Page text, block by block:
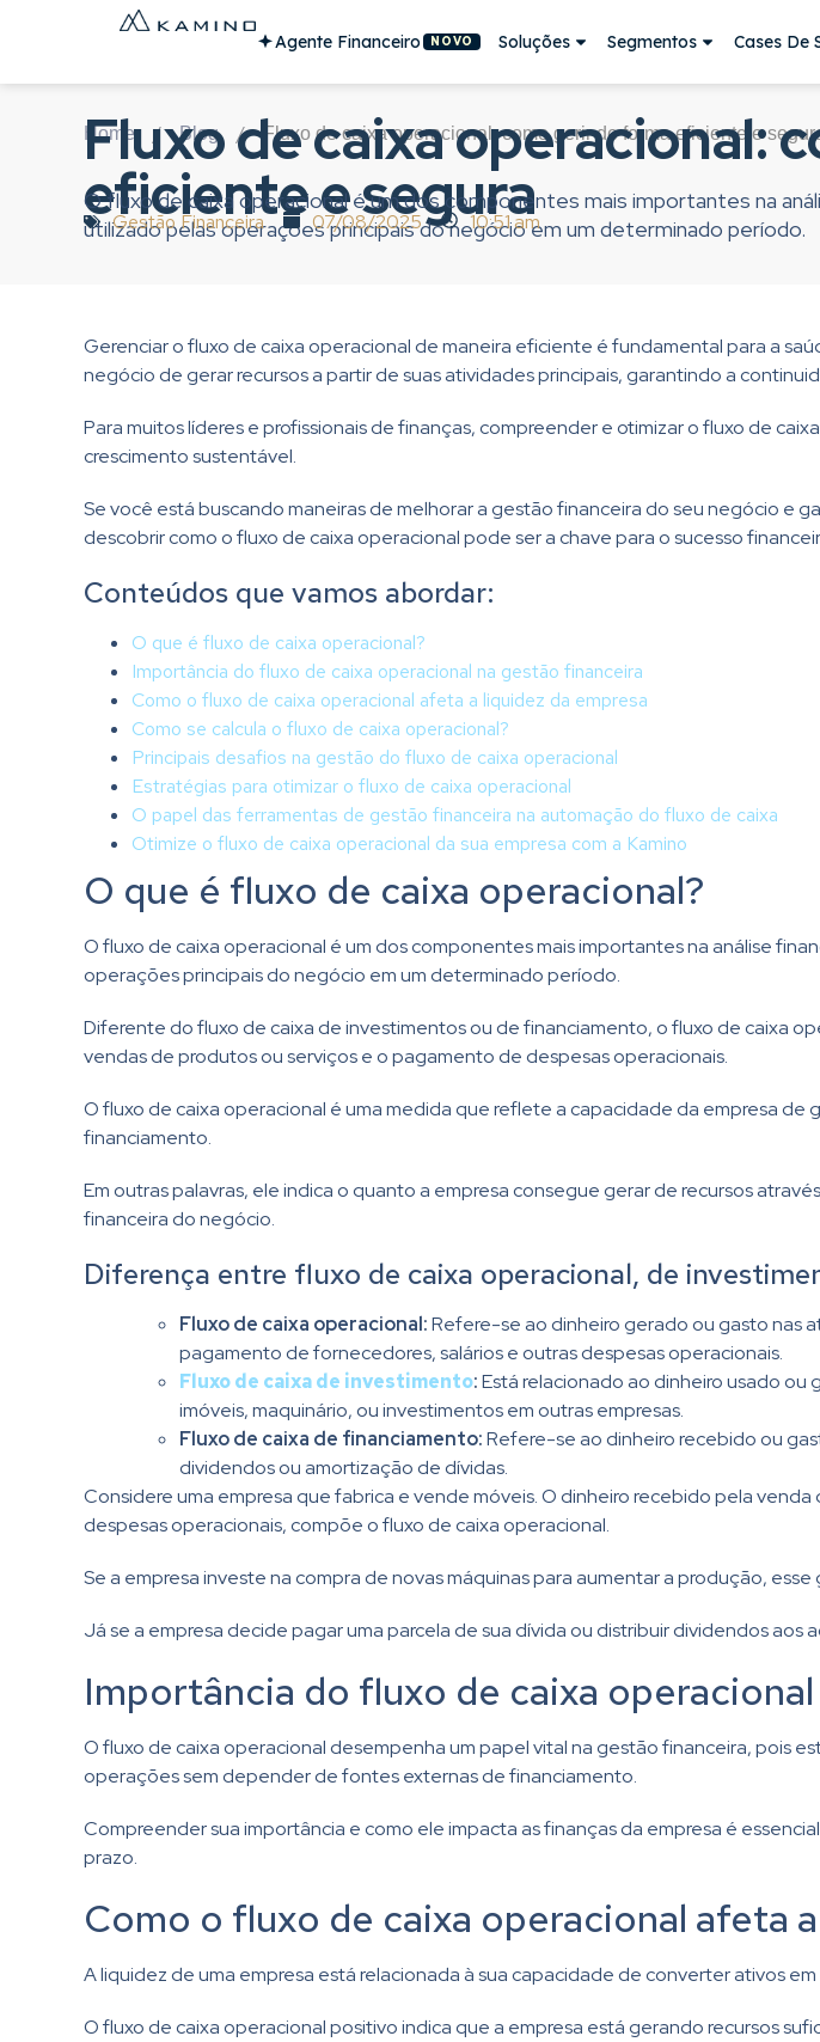
Agente Financeiro NOVO Soluções Segmentos Cases De
Home / Blog / Fluxo de caixa operacional: como gerir de forma eficiente e
Fluxo de caixa operacional:
eficiente e segura
O fluxo de caixa operacional é um dos componentes mais importantes na
utilizado pelas operações principais do negócio em um determinado período.
Gestão Financeira 07/08/2025 10:51 am
Gerenciar o fluxo de caixa operacional de maneira eficiente é fundamental para a
negócio de gerar recursos a partir de suas atividades principais, garantindo a
Para muitos líderes e profissionais de finanças, compreender e otimizar o fluxo de
crescimento sustentável.
Se você está buscando maneiras de melhorar a gestão financeira do seu negócio e
descobrir como o fluxo de caixa operacional pode ser a chave para o sucesso
Conteúdos que vamos abordar:
O que é fluxo de caixa operacional?
Importância do fluxo de caixa operacional na gestão financeira
Como o fluxo de caixa operacional afeta a liquidez da empresa
Como se calcula o fluxo de caixa operacional?
Principais desafios na gestão do fluxo de caixa operacional
Estratégias para otimizar o fluxo de caixa operacional
O papel das ferramentas de gestão financeira na automação do fluxo de caixa
Otimize o fluxo de caixa operacional da sua empresa com a Kamino
O que é fluxo de caixa operacional?
O fluxo de caixa operacional é um dos componentes mais importantes na análise
operações principais do negócio em um determinado período.
Diferente do fluxo de caixa de investimentos ou de financiamento, o fluxo de caixa
vendas de produtos ou serviços e o pagamento de despesas operacionais.
O fluxo de caixa operacional é uma medida que reflete a capacidade da empresa
financiamento.
Em outras palavras, ele indica o quanto a empresa consegue gerar de recursos
financeira do negócio.
Diferença entre fluxo de caixa operacional, de
Fluxo de caixa operacional:Refere-se ao dinheiro gerado ou gasto nas
pagamento de fornecedores, salários e outras despesas operacionais.
Fluxo de caixa de investimento:Está relacionado ao dinheiro usado
imóveis, maquinário, ou investimentos em outras empresas.
Fluxo de caixa de financiamento:Refere-se ao dinheiro recebido ou
dividendos ou amortização de dívidas.
Considere uma empresa que fabrica e vende móveis. O dinheiro recebido pela
despesas operacionais, compõe o fluxo de caixa operacional.
Se a empresa investe na compra de novas máquinas para aumentar a produção,
Já se a empresa decide pagar uma parcela de sua dívida ou distribuir dividendos
Importância do fluxo de caixa
O fluxo de caixa operacional desempenha um papel vital na gestão financeira, pois
operações sem depender de fontes externas de financiamento.
Compreender sua importância e como ele impacta as finanças da empresa é
prazo.
Como o fluxo de caixa operacional afeta
A liquidez de uma empresa está relacionada à sua capacidade de converter ativos
O fluxo de caixa operacional positivo indica que a empresa está gerando recursos